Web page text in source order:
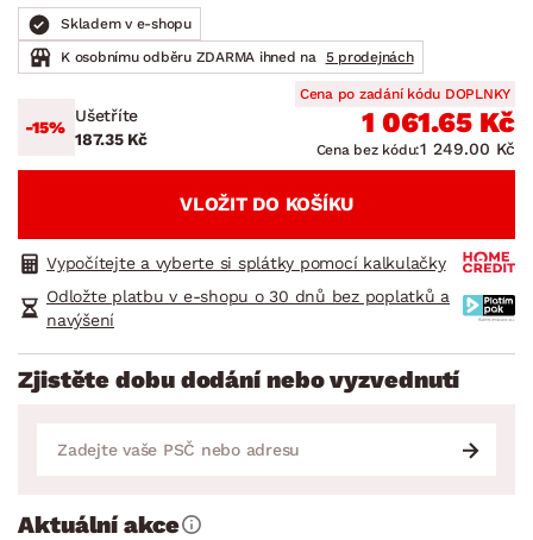
Skladem v e-shopu
K osobnímu odběru ZDARMA ihned na
5 prodejnách
-15%
Ušetříte
187.35 Kč
Cena po zadání kódu DOPLNKY
1 061.65 Kč
Cena bez kódu:1 249.00 Kč
VLOŽIT DO KOŠÍKU
Vypočítejte a vyberte si splátky pomocí kalkulačky
Odložte platbu v e-shopu o 30 dnů bez poplatků a
navýšení
Zjistěte dobu dodání nebo vyzvednutí
Aktuální akce